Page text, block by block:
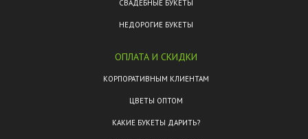
СВАДЕБНЫЕ БУКЕТЫ
НЕДОРОГИЕ БУКЕТЫ
ОПЛАТА И СКИДКИ
КОРПОРАТИВНЫМ КЛИЕНТАМ
ЦВЕТЫ ОПТОМ
КАКИЕ БУКЕТЫ ДАРИТЬ?